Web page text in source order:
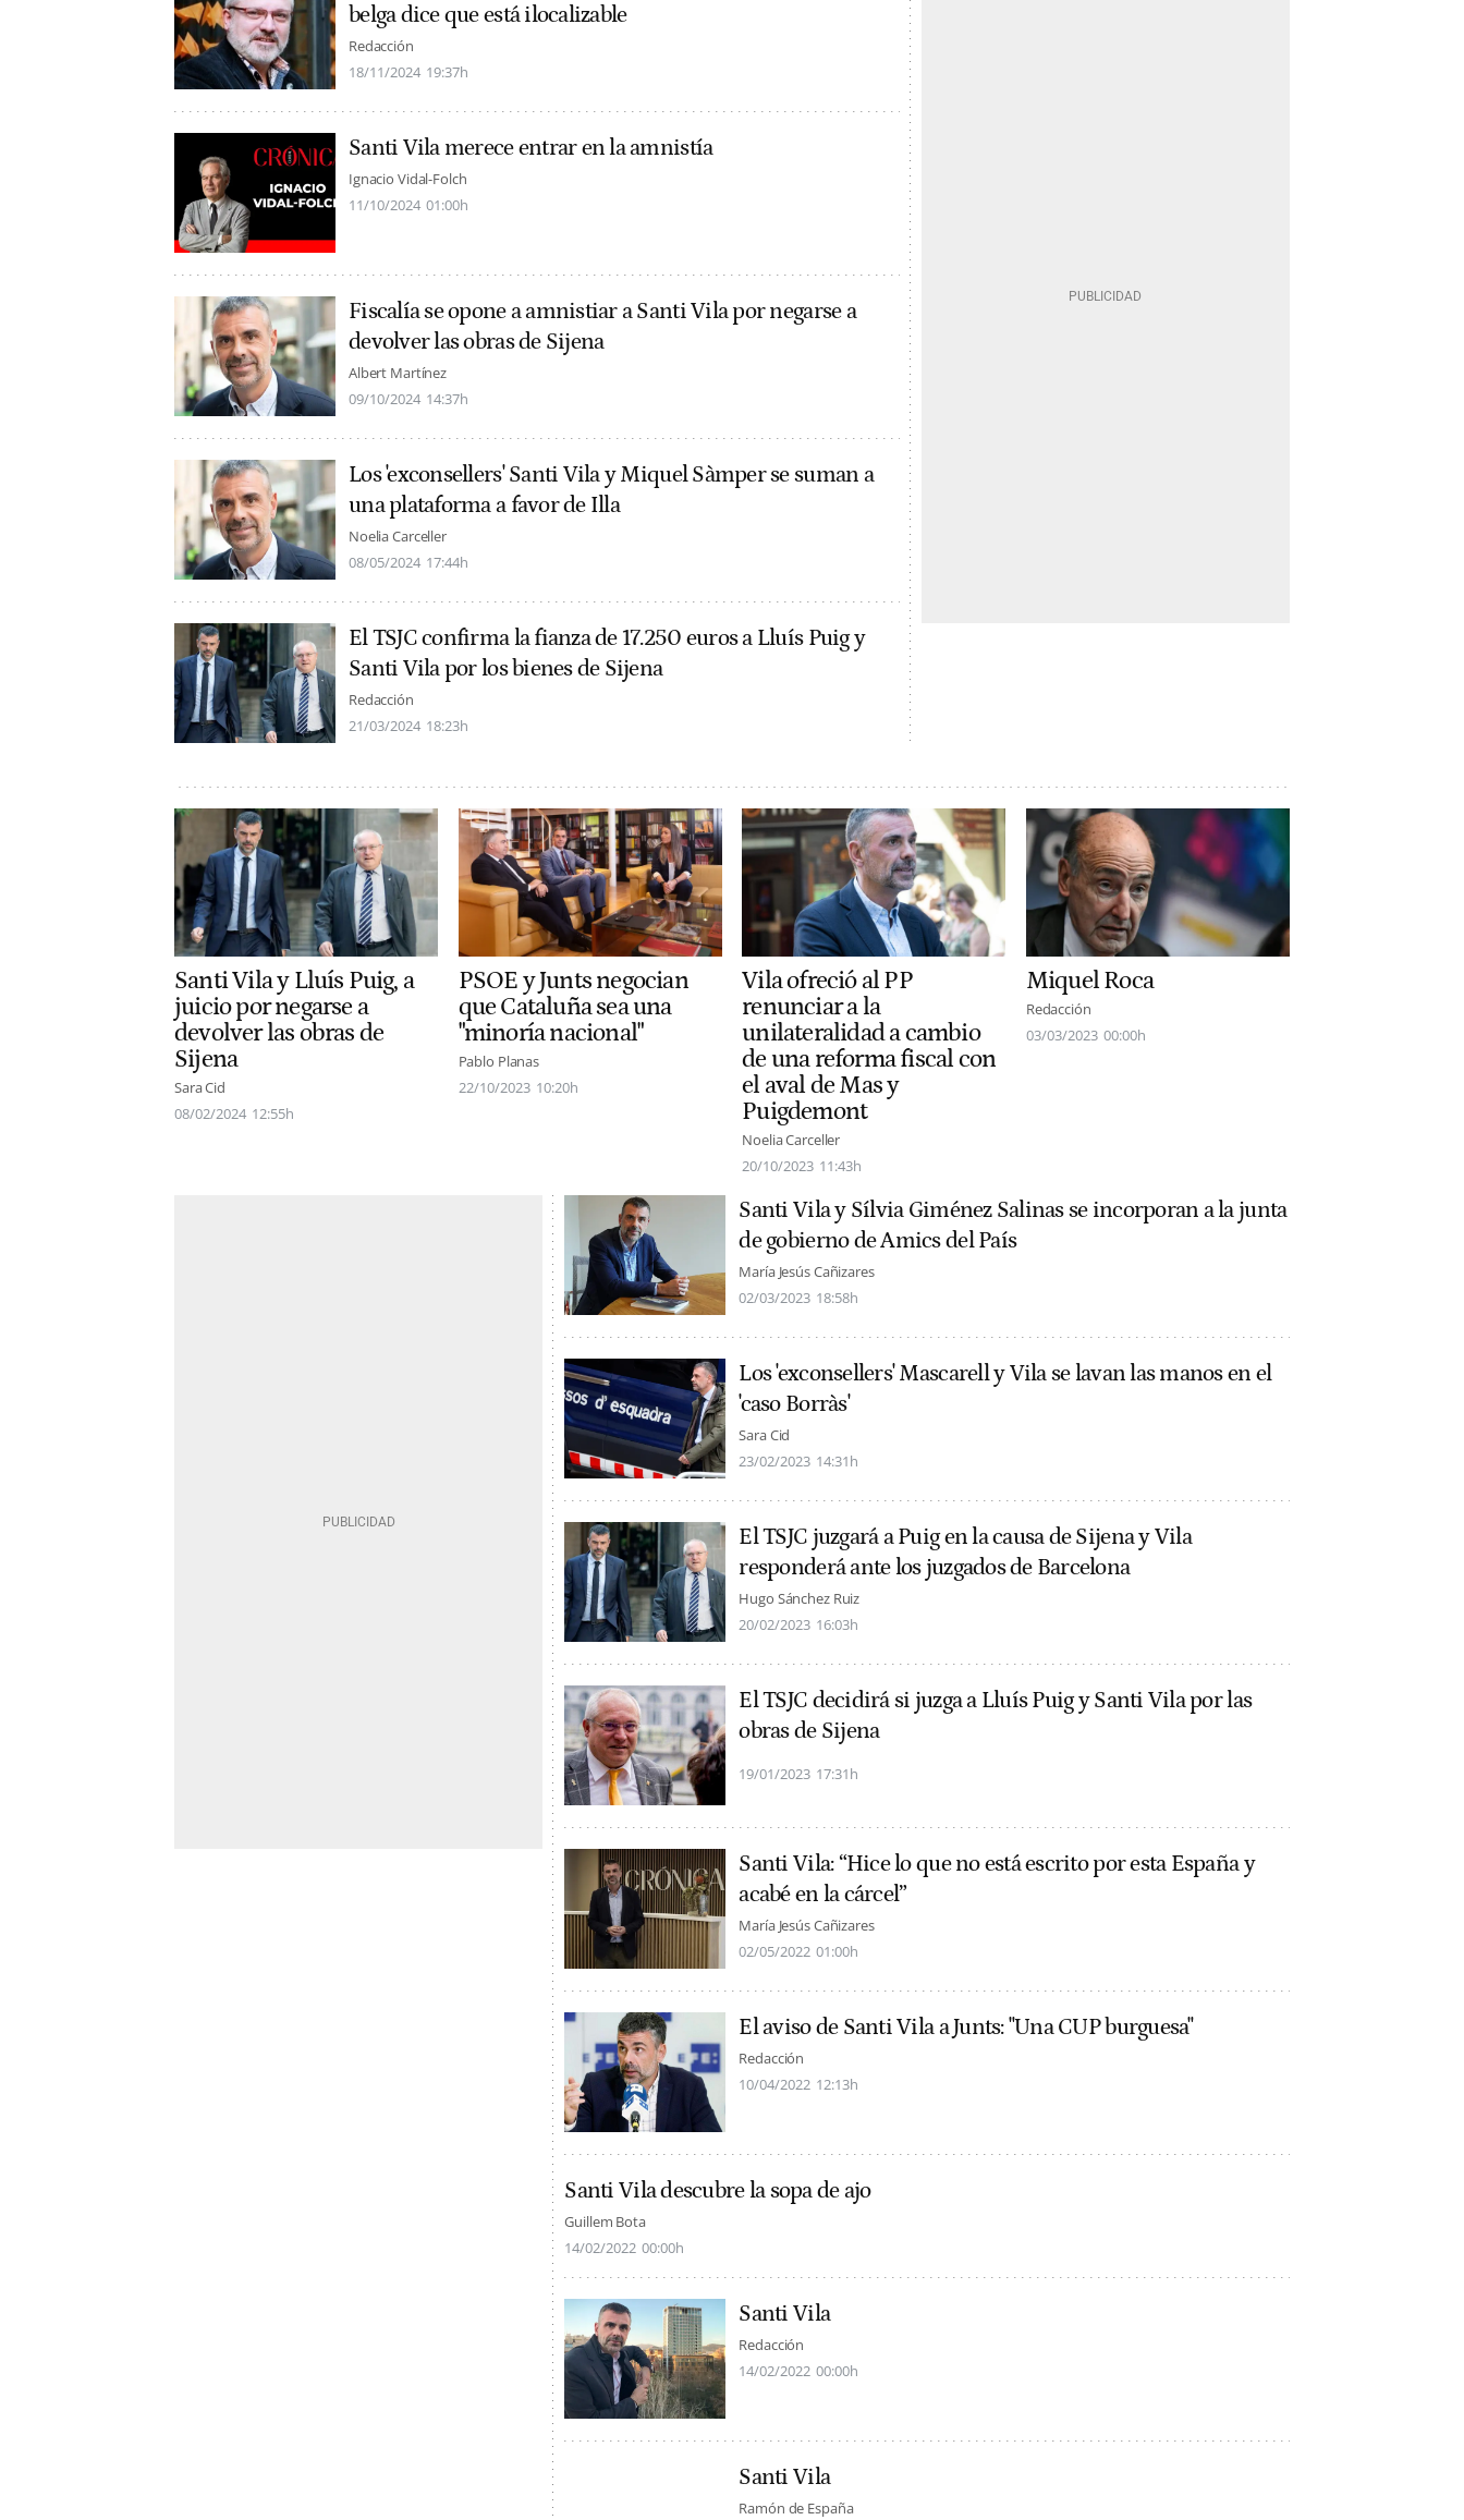
belga dice que está ilocalizable
Redacción
18/11/2024 19:37h
Santi Vila merece entrar en la amnistía
Ignacio Vidal-Folch
11/10/2024 01:00h
Fiscalía se opone a amnistiar a Santi Vila por negarse a
devolver las obras de Sijena
Albert Martínez
09/10/2024 14:37h
Los 'exconsellers' Santi Vila y Miquel Sàmper se suman a
una plataforma a favor de Illa
Noelia Carceller
08/05/2024 17:44h
El TSJC confirma la fianza de 17.250 euros a Lluís Puig y
Santi Vila por los bienes de Sijena
Redacción
21/03/2024 18:23h
Santi Vila y Lluís Puig, a
juicio por negarse a
devolver las obras de
Sijena
Sara Cid
08/02/2024 12:55h
PSOE y Junts negocian
que Cataluña sea una
"minoría nacional"
Pablo Planas
22/10/2023 10:20h
Vila ofreció al PP
renunciar a la
unilateralidad a cambio
de una reforma fiscal con
el aval de Mas y
Puigdemont
Noelia Carceller
20/10/2023 11:43h
Miquel Roca
Redacción
03/03/2023 00:00h
Santi Vila y Sílvia Giménez Salinas se incorporan a la junta
de gobierno de Amics del País
María Jesús Cañizares
02/03/2023 18:58h
Los 'exconsellers' Mascarell y Vila se lavan las manos en el
'caso Borràs'
Sara Cid
23/02/2023 14:31h
El TSJC juzgará a Puig en la causa de Sijena y Vila
responderá ante los juzgados de Barcelona
Hugo Sánchez Ruiz
20/02/2023 16:03h
El TSJC decidirá si juzga a Lluís Puig y Santi Vila por las
obras de Sijena
19/01/2023 17:31h
Santi Vila: “Hice lo que no está escrito por esta España y
acabé en la cárcel”
María Jesús Cañizares
02/05/2022 01:00h
El aviso de Santi Vila a Junts: "Una CUP burguesa"
Redacción
10/04/2022 12:13h
Santi Vila descubre la sopa de ajo
Guillem Bota
14/02/2022 00:00h
Santi Vila
Redacción
14/02/2022 00:00h
Santi Vila
Ramón de España